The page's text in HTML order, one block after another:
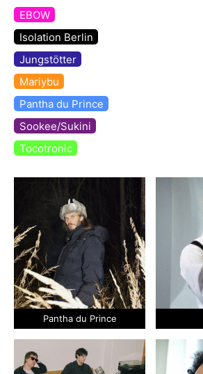
EBOW
Isolation Berlin
Jungstötter
Mariybu
Pantha du Prince
Sookee/Sukini
Tocotronic
Pantha du Prince